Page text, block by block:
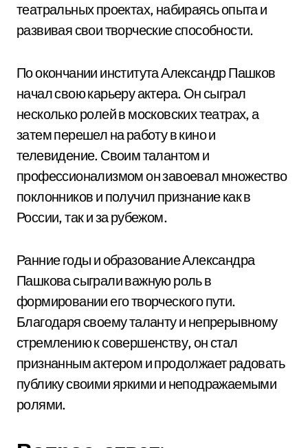
театральных проектах, набираясь опыта и
развивая свои творческие способности.
По окончании института Александр Пашков
начал свою карьеру актера. Он сыграл
несколько ролей в московских театрах, а
затем перешел на работу в кино и
телевидение. Своим талантом и
профессионализмом он завоевал множество
поклонников и получил признание как в
России, так и за рубежом.
Ранние годы и образование Александра
Пашкова сыграли важную роль в
формировании его творческого пути.
Благодаря своему таланту и непрерывному
стремлению к совершенству, он стал
признанным актером и продолжает радовать
публику своими яркими и неподражаемыми
ролями.